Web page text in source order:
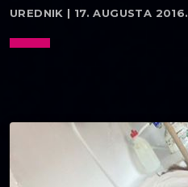
UREDNIK | 17. AUGUSTA 2016.